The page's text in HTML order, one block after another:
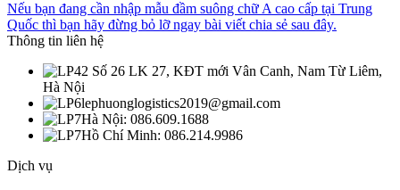
Nếu bạn đang cần nhập mẫu đầm suông chữ A cao cấp tại Trung
Quốc thì bạn hãy đừng bỏ lỡ ngay bài viết chia sẻ sau đây.
Thông tin liên hệ
Số 26 LK 27, KĐT mới Vân Canh, Nam Từ Liêm,
Hà Nội
lephuonglogistics2019@gmail.com
Hà Nội: 086.609.1688
Hồ Chí Minh: 086.214.9986
Dịch vụ